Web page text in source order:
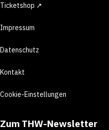
Ticketshop ↗
Impressum
Datenschutz
Kontakt
Cookie-Einstellungen
Zum THW-Newsletter